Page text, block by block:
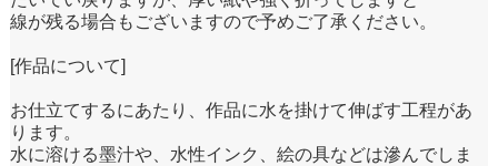
線が残る場合もございますので予めご了承ください。
[作品について]
お仕立てするにあたり、作品に水を掛けて伸ばす工程があ
ります。
水に溶ける墨汁や、水性インク、絵の具などは滲んでしま